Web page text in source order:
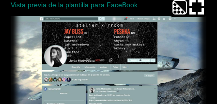
Vista previa de la plantilla para FaceBook